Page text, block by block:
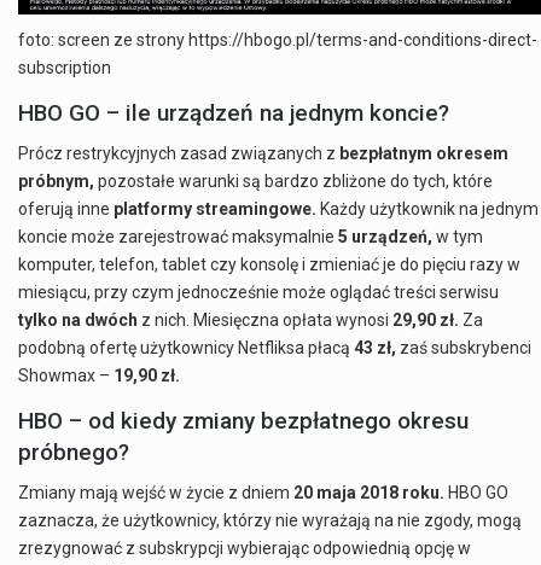
foto: screen ze strony https://hbogo.pl/terms-and-conditions-direct-
subscription
HBO GO – ile urządzeń na jednym koncie?
Prócz restrykcyjnych zasad związanych z bezpłatnym okresem
próbnym, pozostałe warunki są bardzo zbliżone do tych, które
oferują inne platformy streamingowe. Każdy użytkownik na jednym
koncie może zarejestrować maksymalnie 5 urządzeń, w tym
komputer, telefon, tablet czy konsolę i zmieniać je do pięciu razy w
miesiącu, przy czym jednocześnie może oglądać treści serwisu
tylko na dwóch z nich. Miesięczna opłata wynosi 29,90 zł. Za
podobną ofertę użytkownicy Netfliksa płacą 43 zł, zaś subskrybenci
Showmax – 19,90 zł.
HBO – od kiedy zmiany bezpłatnego okresu
próbnego?
Zmiany mają wejść w życie z dniem 20 maja 2018 roku. HBO GO
zaznacza, że użytkownicy, którzy nie wyrażają na nie zgody, mogą
zrezygnować z subskrypcji wybierając odpowiednią opcję w